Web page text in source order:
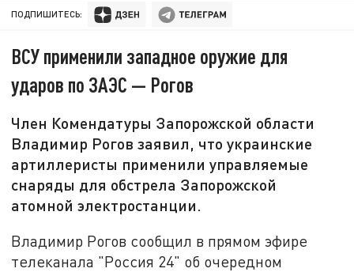
ПОДПИШИТЕСЬ:
ВСУ применили западное оружие для
ударов по ЗАЭС — Рогов
Член Комендатуры Запорожской области
Владимир Рогов заявил, что украинские
артиллеристы применили управляемые
снаряды для обстрела Запорожской
атомной электростанции.
Владимир Рогов сообщил в прямом эфире
телеканала "Россия 24" об очередном